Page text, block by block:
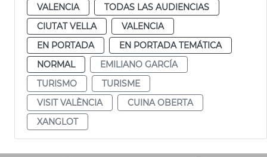
VALENCIA
TODAS LAS AUDIENCIAS
CIUTAT VELLA
VALENCIA
EN PORTADA
EN PORTADA TEMÁTICA
NORMAL
EMILIANO GARCÍA
TURISMO
TURISME
VISIT VALÈNCIA
CUINA OBERTA
XANGLOT